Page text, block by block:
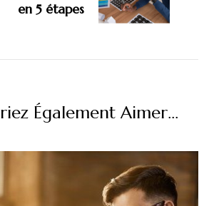
en 5 étapes
Également Aimer...